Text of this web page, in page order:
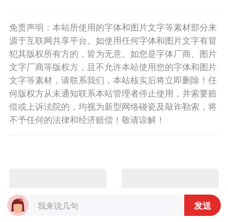
免责声明：本站所使用的字体和图片文字等素材部分来
源于互联网共享平台。如使用任何字体和图片文字有冒
犯其版权所有方的，皆为无意。如您是字体厂商、图片
文字厂商等版权方，且不允许本站使用您的字体和图片
文字等素材，请联系我们，本站核实后将立即删除！任
何版权方从未通知联系本站管理者停止使用，并索要赔
偿或上诉法院的，均视为新型网络碰瓷及敲诈勒索，将
不予任何的法律和经济赔偿！敬请谅解！
发送